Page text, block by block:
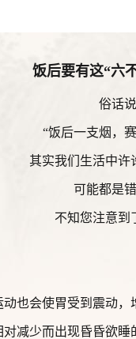
饭后要有这“六
俗话说
“饭后一支烟，
其实我们生活中许
可能都是
不知您注意到
也会使胃受到震动，
减少而出现昏昏欲